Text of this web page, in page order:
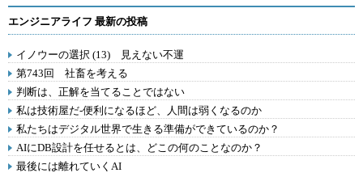
エンジニアライフ 最新の投稿
イノウーの選択 (13) 見えない不運
第743回 社畜を考える
判断は、正解を当てることではない
私は技術屋だ-便利になるほど、人間は弱くなるのか
私たちはデジタル世界で生きる準備ができているのか？
AIにDB設計を任せるとは、どこの何のことなのか？
最後には離れていくAI